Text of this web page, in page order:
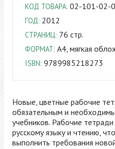
КОД ТОВАРА: 02-101-02-
ГОД: 2012
СТРАНИЦ: 76 стр.
ФОРМАТ: A4, мягкая
ISBN: 9789985218273
Новые, цветные рабочие
обязательным и
учебников. Рабочие
русскому языку и чтению,
выполнить требования